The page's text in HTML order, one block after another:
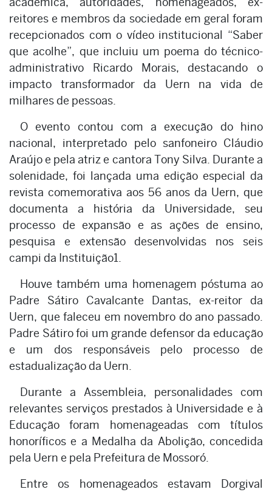
reitores e membros da sociedade em geral foram
recepcionados com o vídeo institucional “Saber
que acolhe”, que incluiu um poema do técnico-
administrativo Ricardo Morais, destacando o
impacto transformador da Uern na vida de
milhares de pessoas.
O evento contou com a execução do hino
nacional, interpretado pelo sanfoneiro Cláudio
Araújo e pela atriz e cantora Tony Silva. Durante a
solenidade, foi lançada uma edição especial da
revista comemorativa aos 56 anos da Uern, que
documenta a história da Universidade, seu
processo de expansão e as ações de ensino,
pesquisa e extensão desenvolvidas nos seis
campi da Instituição1.
Houve também uma homenagem póstuma ao
Padre Sátiro Cavalcante Dantas, ex-reitor da
Uern, que faleceu em novembro do ano passado.
Padre Sátiro foi um grande defensor da educação
e um dos responsáveis pelo processo de
estadualização da Uern.
Durante a Assembleia, personalidades com
relevantes serviços prestados à Universidade e à
Educação foram homenageadas com títulos
honoríficos e a Medalha da Abolição, concedida
pela Uern e pela Prefeitura de Mossoró.
Entre os homenageados estavam Dorgival